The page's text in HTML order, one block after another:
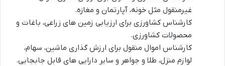
غیرمنقول مثل خونه، آپارتمان و مغازه.
کارشناس کشاورزی برای ارزیابی زمین های زراعی، باغات و
محصولات کشاورزی.
کارشناس اموال منقول برای ارزش گذاری ماشین، سهام،
لوازم منزل، طلا و جواهر و سایر دارایی های قابل جابجایی.